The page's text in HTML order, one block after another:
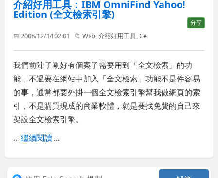
介紹好用工具：IBM OmniFind Yahoo!
Edition (全文檢索引擎)
分享
📅 2008/12/14 02:01 📁Web,介紹好用工具,C#
我們前陣子剛好有個案子需要用到「全文檢索」的功
能，不過要在網站中加入「全文檢索」功能不是件容易
的事，通常都要外掛一個全文檢索引擎幫我做網頁的索
引，不是購買現成的商業軟體，就是要找免費的自己來
架設全文檢索引擎。
...繼續閱讀 ...